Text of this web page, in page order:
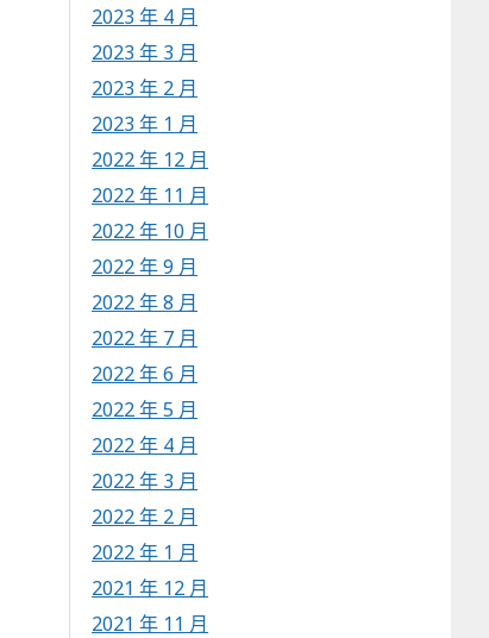
2023 年 4 月
2023 年 3 月
2023 年 2 月
2023 年 1 月
2022 年 12 月
2022 年 11 月
2022 年 10 月
2022 年 9 月
2022 年 8 月
2022 年 7 月
2022 年 6 月
2022 年 5 月
2022 年 4 月
2022 年 3 月
2022 年 2 月
2022 年 1 月
2021 年 12 月
2021 年 11 月